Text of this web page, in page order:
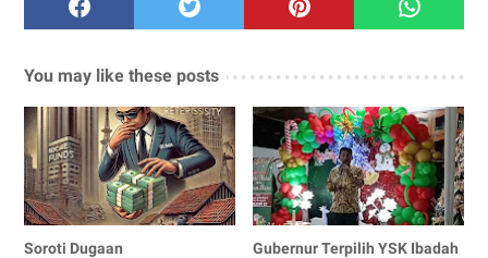
You may like these posts
Soroti Dugaan
Gubernur Terpilih YSK Ibadah